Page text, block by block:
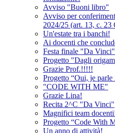
Avviso "Buoni libro"
Avviso per
2024/25 (art. 13, c.
Un'estate tra i banchi!
Ai docenti che
Festa finale "Da
Progetto "Dagli
Grazie Prof.!!!!!
Progetto “Oui, je
"CODE WITH ME"
Grazie Lina!
Recita 2^C "Da Vinci"
Magnifici team
Progetto “Code With
Un anno di attività!